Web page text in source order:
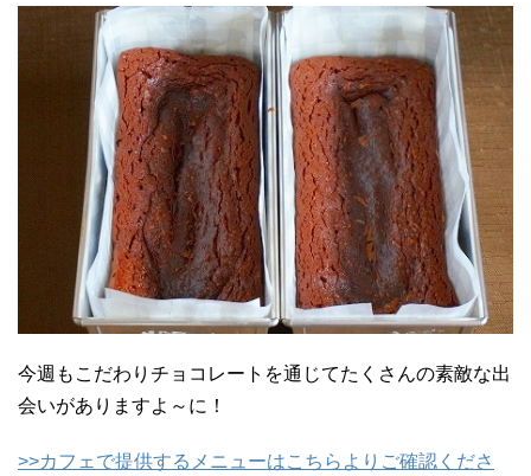
今週もこだわりチョコレートを通じてたくさんの素敵な出
会いがありますよ～に！
>>カフェで提供するメニューはこちらよりご確認くださ